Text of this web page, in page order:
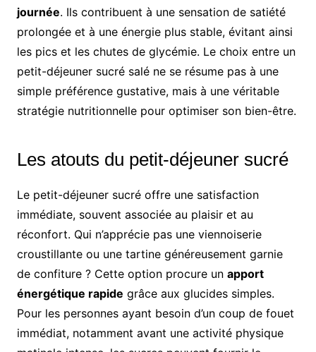
journée. Ils contribuent à une sensation de satiété
prolongée et à une énergie plus stable, évitant ainsi
les pics et les chutes de glycémie. Le choix entre un
petit-déjeuner sucré salé ne se résume pas à une
simple préférence gustative, mais à une véritable
stratégie nutritionnelle pour optimiser son bien-être.
Les atouts du petit-déjeuner sucré
Le petit-déjeuner sucré offre une satisfaction
immédiate, souvent associée au plaisir et au
réconfort. Qui n’apprécie pas une viennoiserie
croustillante ou une tartine généreusement garnie
de confiture ? Cette option procure un apport
énergétique rapide grâce aux glucides simples.
Pour les personnes ayant besoin d’un coup de fouet
immédiat, notamment avant une activité physique